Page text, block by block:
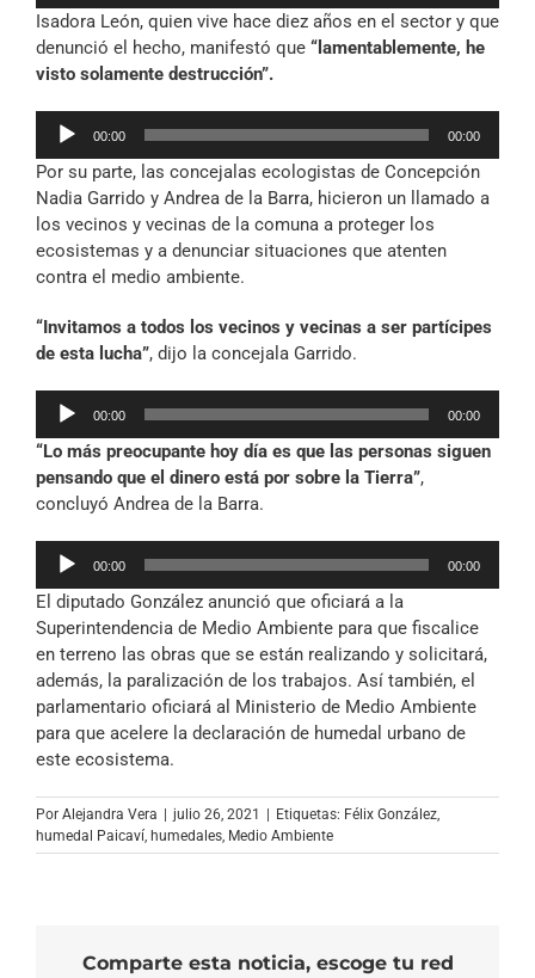
audio
Isadora León, quien vive hace diez años en el sector y que
denunció el hecho, manifestó que “lamentablemente, he
visto solamente destrucción”.
Reproductor
audio
00:00 00:00
Por su parte, las concejalas ecologistas de Concepción
Nadia Garrido y Andrea de la Barra, hicieron un llamado a
los vecinos y vecinas de la comuna a proteger los
ecosistemas y a denunciar situaciones que atenten
contra el medio ambiente.
“Invitamos a todos los vecinos y vecinas a ser partícipes
de esta lucha”, dijo la concejala Garrido.
Reproductor
audio
00:00 00:00
“Lo más preocupante hoy día es que las personas siguen
pensando que el dinero está por sobre la Tierra”,
concluyó Andrea de la Barra.
Reproductor
audio
00:00 00:00
El diputado González anunció que oficiará a la
Superintendencia de Medio Ambiente para que fiscalice
en terreno las obras que se están realizando y solicitará,
además, la paralización de los trabajos. Así también, el
parlamentario oficiará al Ministerio de Medio Ambiente
para que acelere la declaración de humedal urbano de
este ecosistema.
Por Alejandra Vera julio 26, 2021 Etiquetas: Félix González,
humedal Paicaví, humedales, Medio Ambiente
Comparte esta noticia, escoge tu red